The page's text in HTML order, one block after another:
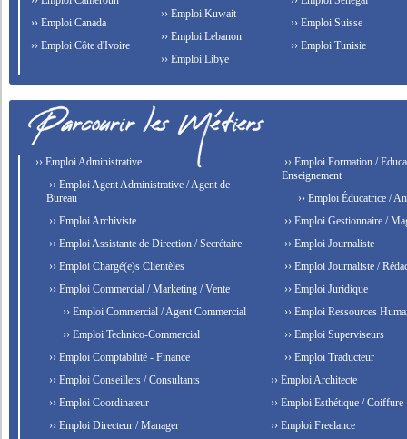
›› Emploi Canada
›› Emploi Côte d'Ivoire
›› Emploi Kuwait
›› Emploi Lebanon
›› Emploi Libye
›› Emploi Suisse
›› Emploi Tunisie
›› Emploi Administrative
›› Emploi Agent Administrative / Agent de
Bureau
›› Emploi Archiviste
›› Emploi Assistante de Direction / Secrétaire
›› Emploi Chargé(e)s Clientèles
›› Emploi Commercial / Marketing / Vente
›› Emploi Commercial / Agent Commercial
›› Emploi Technico-Commercial
›› Emploi Comptabilité - Finance
›› Emploi Conseillers / Consultants
›› Emploi Coordinateur
›› Emploi Directeur / Manager
›› Emploi Formation /
Enseignement
›› Emploi Éducatrice /
›› Emploi Gestionnaire /
›› Emploi Journaliste
›› Emploi Journaliste /
›› Emploi Juridique
›› Emploi Ressources
›› Emploi Superviseurs
›› Emploi Traducteur
›› Emploi Architecte
›› Emploi Esthétique / Coiffure
›› Emploi Freelance